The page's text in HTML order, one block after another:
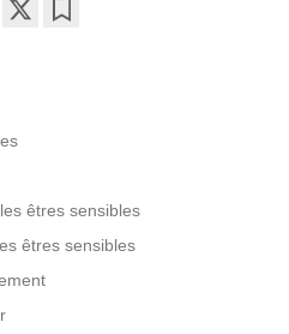
êtres sensibles
êtres sensibles